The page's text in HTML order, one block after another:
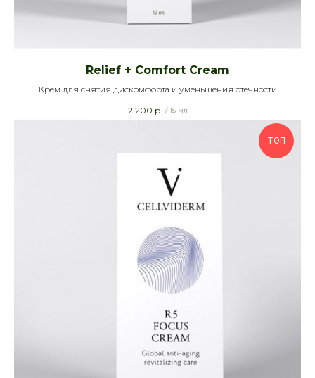
Relief + Comfort Cream
Крем для снятия дискомфорта и уменьшения отечности
2 200 р. / 15 мл
ТОП